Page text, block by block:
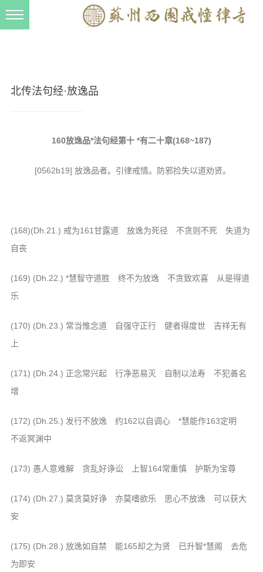
戒幢春秋
皈依斋戒
观世音热线
戒幢论坛
北传法句经·放逸品
160放逸品*法句经第十 *有二十章(168~187)
[0562b19] 放逸品者。引律戒情。防邪捡失以道劝贤。
(168)(Dh.21.) 戒为161甘露道 放逸为死径 不贪则不死 失道为
自丧
(169) (Dh.22.) *慧智守道胜 终不为放逸 不贪致欢喜 从是得道
乐
(170) (Dh.23.) 常当惟念道 自强守正行 健者得度世 吉祥无有
上
(171) (Dh.24.) 正念常兴起 行净恶易灭 自制以法寿 不犯善名
增
(172) (Dh.25.) 发行不放逸 约162以自调心 *慧能作163定明
不返冥渊中
(173) 愚人意难解 贪乱好诤讼 上智164常重慎 护斯为宝尊
(174) (Dh.27.) 莫贪莫好诤 亦莫嗜欲乐 思心不放逸 可以获大
安
(175) (Dh.28.) 放逸如自禁 能165却之为贤 已升智*慧阁 去危
为即安